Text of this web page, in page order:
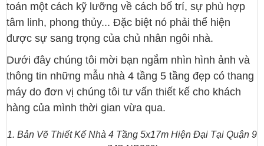
toán một cách kỹ lưỡng về cách bố trí, sự phù hợp
tâm linh, phong thủy... Đặc biệt nó phải thể hiện
được sự sang trọng của chủ nhân ngôi nhà.
Dưới đây chúng tôi mời bạn ngắm nhìn hình ảnh và
thông tin những mẫu nhà 4 tầng 5 tầng đẹp có thang
máy do đơn vị chúng tôi tư vấn thiết kế cho khách
hàng của mình thời gian vừa qua.
1. Bản Vẽ Thiết Kế Nhà 4 Tầng 5x17m Hiện Đại Tại Quận 9